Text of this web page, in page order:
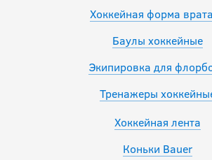
Хоккейная форма
Баулы хоккейные
Экипировка для
Тренажеры
Хоккейная лента
Коньки Bauer